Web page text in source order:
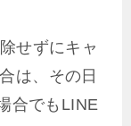
せずにキャ
は、その日
合でもLINE